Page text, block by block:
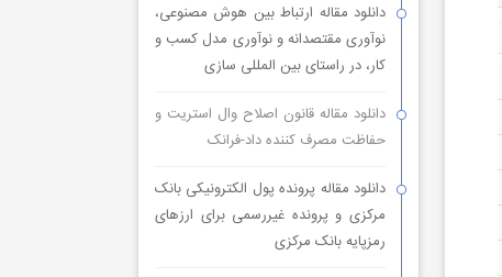
دانلود مقاله ارتباط بین هوش مصنوعی،
نوآوری مقتصدانه و نوآوری مدل کسب و
کار، در راستای بین المللی سازی
دانلود مقاله قانون اصلاح وال استریت و
حفاظت مصرف کننده داد-فرانک
دانلود مقاله پرونده پول الکترونیکی بانک
مرکزی و پرونده غیررسمی برای ارزهای
رمزپایه بانک مرکزی